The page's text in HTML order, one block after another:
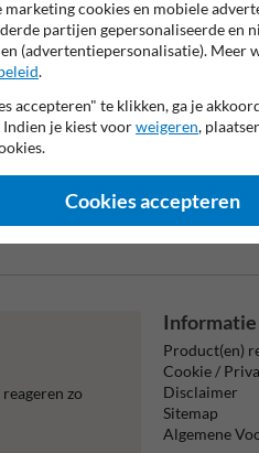
I-safe TS1 en
zo
Informatie
Product(en)
Cookie /
Disclaimer
Sitemap
Algemene
marketing cookies en mobiele
partijen gepersonaliseerde en
(advertentiepersonalisatie). Meer
.
accepteren" te klikken, ga je
Indien je kiest voorweigeren,
Cookies accepteren